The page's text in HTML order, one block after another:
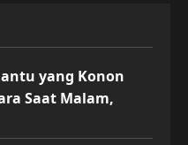
yang Konon
Saat Malam,